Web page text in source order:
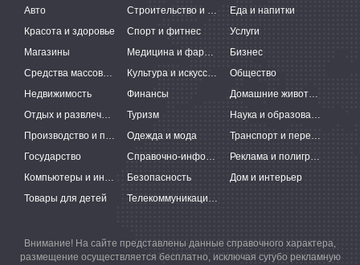
Авто Строительство и ремонт
Еда и напитки
Красота и здоровье
Спорт и фитнес
Услуги
Магазины
Медицина и фармацевтика
Бизнес
Средства массовой информации
Культура и искусство
Общество
Недвижимость
Финансы
Домашние животные
Отдых и развлечения
Туризм
Наука и образование
Производство и поставки
Одежда и мода
Транспорт и перевозки
Государство
Справочно-информационные системы
Реклама и полиграфия
Компьютеры и интернет
Безопасность
Дом и интерьер
Товары для детей
Телекоммуникации и связь
Внимание! На сайте представлены данные справочного характера,
размещение осуществляется бесплатно, исключая сугубо рекламную